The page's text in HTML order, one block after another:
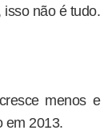
isso não é tudo.
menos e
em 2013.